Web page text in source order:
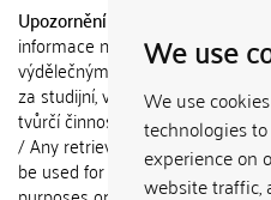
We use
We use
technologies
experience on
website traffic,
Upozornění / Notice:
informace nemohou být použity
výdělečným účelům nebo
za studijní, vědeckou nebo jinou
tvůrčí činnost jiné osoby než
/ Any retrieved information shall
be used for any commercial